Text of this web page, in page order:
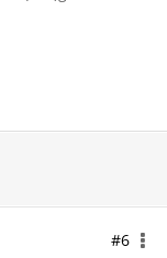
#6